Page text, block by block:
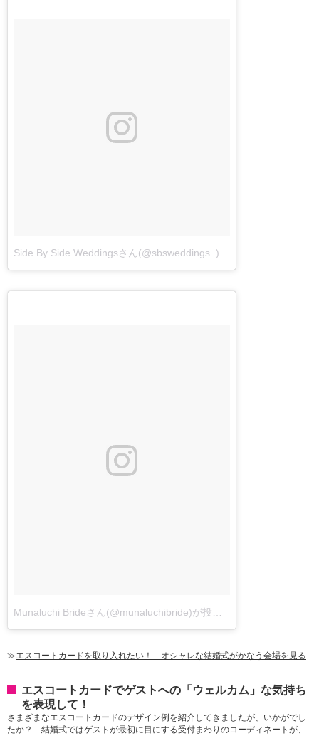
Munaluchi Brideさん(@munaluchibride)が投稿した写真
≫エスコートカードを取り入れたい！ オシャレな結婚式がかなう会場を見る
エスコートカードでゲストへの「ウェルカム」な気持ち
を表現して！
さまざまなエスコートカードのデザイン例を紹介してきましたが、いかがでし
たか？ 結婚式ではゲストが最初に目にする受付まわりのコーディネートが、